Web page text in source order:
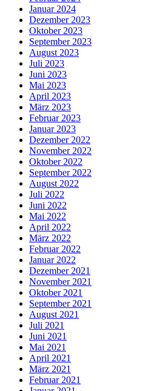
Januar 2024
Dezember 2023
Oktober 2023
September 2023
August 2023
Juli 2023
Juni 2023
Mai 2023
April 2023
März 2023
Februar 2023
Januar 2023
Dezember 2022
November 2022
Oktober 2022
September 2022
August 2022
Juli 2022
Juni 2022
Mai 2022
April 2022
März 2022
Februar 2022
Januar 2022
Dezember 2021
November 2021
Oktober 2021
September 2021
August 2021
Juli 2021
Juni 2021
Mai 2021
April 2021
März 2021
Februar 2021